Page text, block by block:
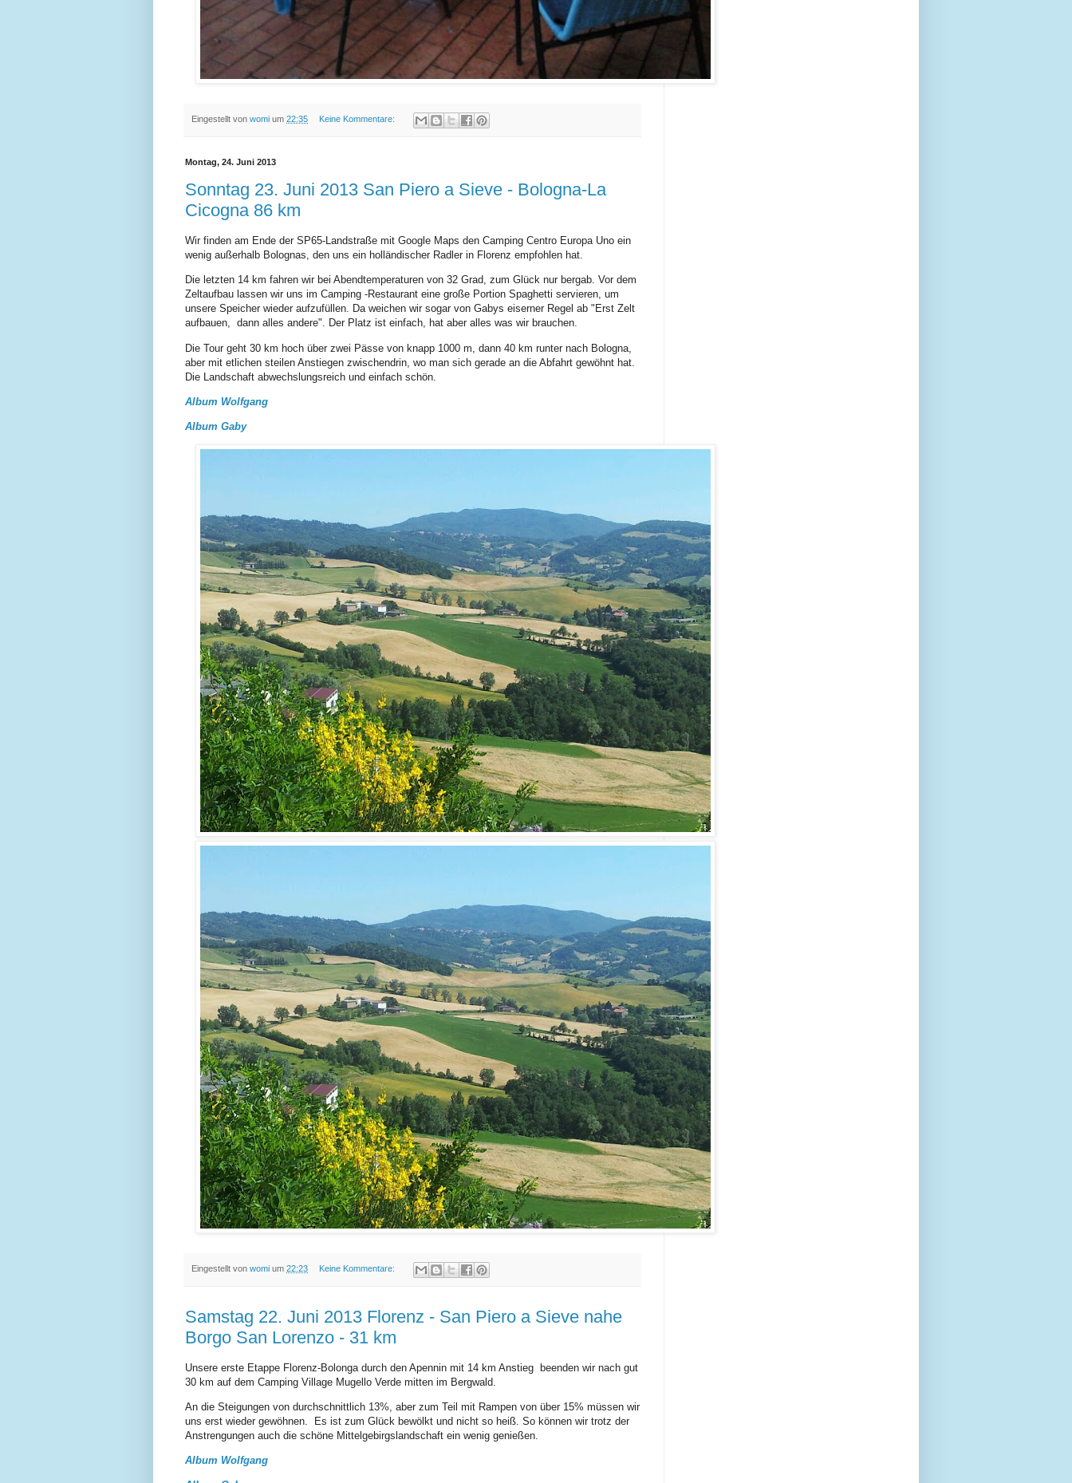
Eingestellt von womi um 22:35 Keine Kommentare:
Montag, 24. Juni 2013
Sonntag 23. Juni 2013 San Piero a Sieve - Bologna-La
Cicogna 86 km
Wir finden am Ende der SP65-Landstraße mit Google Maps den Camping Centro Europa Uno ein
wenig außerhalb Bolognas, den uns ein holländischer Radler in Florenz empfohlen hat.
Die letzten 14 km fahren wir bei Abendtemperaturen von 32 Grad, zum Glück nur bergab. Vor dem
Zeltaufbau lassen wir uns im Camping -Restaurant eine große Portion Spaghetti servieren, um
unsere Speicher wieder aufzufüllen. Da weichen wir sogar von Gabys eiserner Regel ab "Erst Zelt
aufbauen, dann alles andere". Der Platz ist einfach, hat aber alles was wir brauchen.
Die Tour geht 30 km hoch über zwei Pässe von knapp 1000 m, dann 40 km runter nach Bologna,
aber mit etlichen steilen Anstiegen zwischendrin, wo man sich gerade an die Abfahrt gewöhnt hat.
Die Landschaft abwechslungsreich und einfach schön.
Album Wolfgang
Album Gaby
Eingestellt von womi um 22:23 Keine Kommentare:
Samstag 22. Juni 2013 Florenz - San Piero a Sieve nahe
Borgo San Lorenzo - 31 km
Unsere erste Etappe Florenz-Bolonga durch den Apennin mit 14 km Anstieg beenden wir nach gut
30 km auf dem Camping Village Mugello Verde mitten im Bergwald.
An die Steigungen von durchschnittlich 13%, aber zum Teil mit Rampen von über 15% müssen wir
uns erst wieder gewöhnen. Es ist zum Glück bewölkt und nicht so heiß. So können wir trotz der
Anstrengungen auch die schöne Mittelgebirgslandschaft ein wenig genießen.
Album Wolfgang